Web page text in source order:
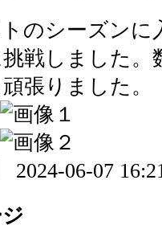
のシーズンに
戦しました
張りました。
2024-06-07